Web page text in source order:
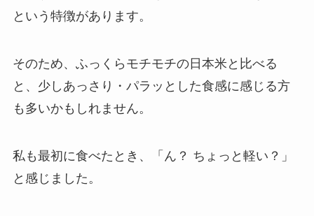
という特徴があります。
そのため、ふっくらモチモチの日本米と比べる
と、少しあっさり・パラッとした食感に感じる方
も多いかもしれません。
私も最初に食べたとき、「ん？ ちょっと軽い？」
と感じました。